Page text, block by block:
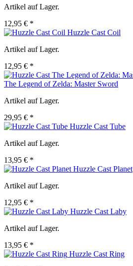
Artikel auf Lager.
12,95 € *
Huzzle Cast Coil
Artikel auf Lager.
12,95 € *
The Legend of Zelda: Master Sword
Artikel auf Lager.
29,95 € *
Huzzle Cast Tube
Artikel auf Lager.
13,95 € *
Huzzle Cast Planet
Artikel auf Lager.
12,95 € *
Huzzle Cast Laby
Artikel auf Lager.
13,95 € *
Huzzle Cast Ring